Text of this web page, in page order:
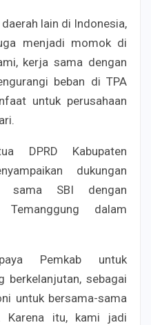
lain di Indonesia,
menjadi momok di
kerja sama dengan
beban di TPA
untuk perusahaan
DPRD Kabupaten
dukungan
sama SBI dengan
Temanggung dalam
Pemkab untuk
berkelanjutan, sebagai
untuk bersama-sama
Karena itu, kami jadi